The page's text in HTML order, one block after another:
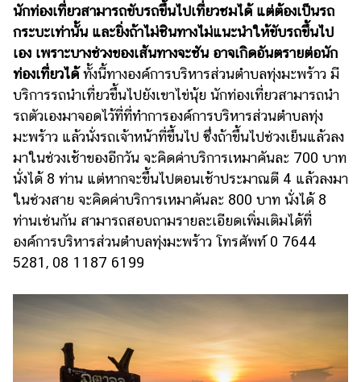
นักท่องเที่ยวสามารถขับรถขึ้นไปเที่ยวชมได้ แต่ต้องเป็นรถ
กระบะเท่านั้น และยิ่งถ้าไม่ชินทางไม่แนะนำให้ขับรถขึ้นไป
เอง เพราะบางช่วงของเส้นทางจะชัน อาจเกิดอันตรายต่อนัก
ท่องเที่ยวได้ทั้งนี้ทางองค์การบริหารส่วนตำบลทุ่งมะพร้าว มี
บริการรถนำเที่ยวขึ้นไปยังเขาไข่นุ้ย นักท่องเที่ยวสามารถนำ
รถตัวเองมาจอดไว้ที่ที่ทำการองค์การบริหารส่วนตำบลทุ่ง
มะพร้าว แล้วนั่งรถเจ้าหน้าที่ขึ้นไป ซึ่งถ้าขึ้นไปช่วงเย็นแล้วลง
มาในช่วงเช้าของอีกวัน จะคิดค่าบริการเหมาคันละ 700 บาท
นั่งได้ 8 ท่าน แต่หากจะขึ้นไปตอนเช้าประมาณตี 4 แล้วลงมา
ในช่วงสาย จะคิดค่าบริการเหมาคันละ 800 บาท นั่งได้ 8
ท่านเช่นกัน สามารถสอบถามรายละเอียดเพิ่มเติมได้ที่
องค์การบริหารส่วนตำบลทุ่งมะพร้าว โทรศัพท์ 0 7644
5281, 08 1187 6199